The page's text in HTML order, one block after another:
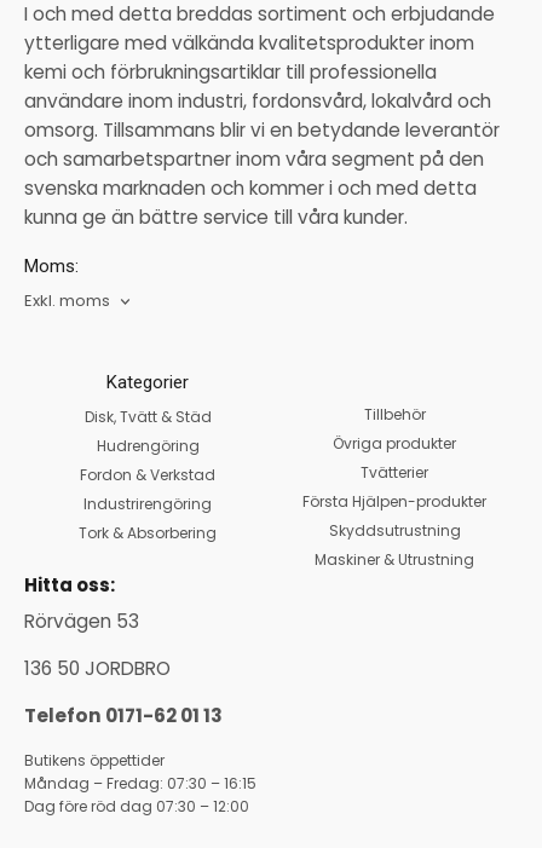
I och med detta breddas sortiment och erbjudande
ytterligare med välkända kvalitetsprodukter inom
kemi och förbrukningsartiklar till professionella
användare inom industri, fordonsvård, lokalvård och
omsorg. Tillsammans blir vi en betydande leverantör
och samarbetspartner inom våra segment på den
svenska marknaden och kommer i och med detta
kunna ge än bättre service till våra kunder.
Moms:
Exkl. moms
Kategorier
Disk, Tvätt & Städ
Hudrengöring
Fordon & Verkstad
Industrirengöring
Tork & Absorbering
Hitta oss:
Rörvägen 53
136 50 JORDBRO
Telefon 0171-62 01 13
Butikens öppettider
Måndag – Fredag: 07:30 – 16:15
Dag före röd dag 07:30 – 12:00
Tillbehör
Övriga produkter
Tvätterier
Första Hjälpen-produkter
Skyddsutrustning
Maskiner & Utrustning